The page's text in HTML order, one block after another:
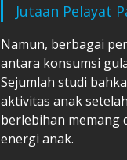
Jutaan Pelayat
Namun, berbagai
antara konsumsi
Sejumlah studi
aktivitas anak
berlebihan memang
energi anak.